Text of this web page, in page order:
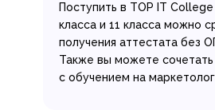
Поступить в TOP IT
класса и 11 класса можно
получения аттестата без
Также вы можете
с обучением на